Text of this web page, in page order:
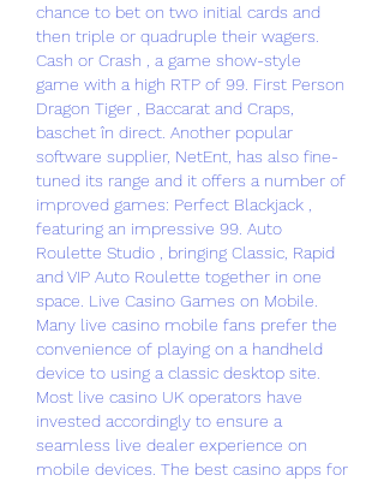
chance to bet on two initial cards and
then triple or quadruple their wagers.
Cash or Crash , a game show-style
game with a high RTP of 99. First Person
Dragon Tiger , Baccarat and Craps,
baschet în direct. Another popular
software supplier, NetEnt, has also fine-
tuned its range and it offers a number of
improved games: Perfect Blackjack ,
featuring an impressive 99. Auto
Roulette Studio , bringing Classic, Rapid
and VIP Auto Roulette together in one
space. Live Casino Games on Mobile.
Many live casino mobile fans prefer the
convenience of playing on a handheld
device to using a classic desktop site.
Most live casino UK operators have
invested accordingly to ensure a
seamless live dealer experience on
mobile devices. The best casino apps for